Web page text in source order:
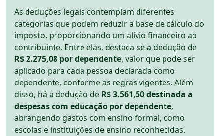
As deduções legais contemplam diferentes
categorias que podem reduzir a base de cálculo do
imposto, proporcionando um alívio financeiro ao
contribuinte. Entre elas, destaca-se a dedução de
R$ 2.275,08 por dependente, valor que pode ser
aplicado para cada pessoa declarada como
dependente, conforme as regras vigentes. Além
disso, há a dedução de R$ 3.561,50 destinada a
despesas com educação por dependente,
abrangendo gastos com ensino formal, como
escolas e instituições de ensino reconhecidas.